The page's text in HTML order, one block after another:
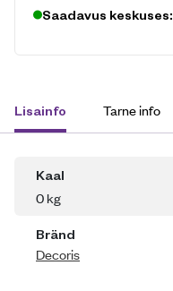
Saadavus keskuses:
Lisainfo Tarne info
Kaal
0 kg
Bränd
Decoris